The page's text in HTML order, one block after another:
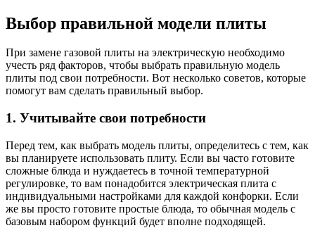
Выбор правильной модели плиты
При замене газовой плиты на электрическую необходимо
учесть ряд факторов, чтобы выбрать правильную модель
плиты под свои потребности. Вот несколько советов, которые
помогут вам сделать правильный выбор.
1. Учитывайте свои потребности
Перед тем, как выбрать модель плиты, определитесь с тем, как
вы планируете использовать плиту. Если вы часто готовите
сложные блюда и нуждаетесь в точной температурной
регулировке, то вам понадобится электрическая плита с
индивидуальными настройками для каждой конфорки. Если
же вы просто готовите простые блюда, то обычная модель с
базовым набором функций будет вполне подходящей.